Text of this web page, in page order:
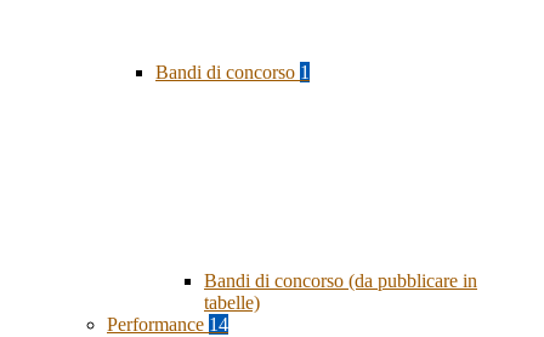
Bandi di concorso 1
Bandi di concorso (da pubblicare in
tabelle)
Performance 14